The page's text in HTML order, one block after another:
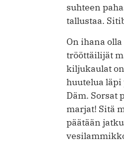
suhteen
tallustaa.
On ihana
trööttäilijät
kiljukaulat
huutelua
Däm. Sorsat
marjat! Sitä
päätään